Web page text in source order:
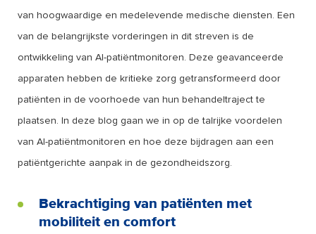
van hoogwaardige en medelevende medische diensten. Een
van de belangrijkste vorderingen in dit streven is de
ontwikkeling van AI-patiëntmonitoren. Deze geavanceerde
apparaten hebben de kritieke zorg getransformeerd door
patiënten in de voorhoede van hun behandeltraject te
plaatsen. In deze blog gaan we in op de talrijke voordelen
van AI-patiëntmonitoren en hoe deze bijdragen aan een
patiëntgerichte aanpak in de gezondheidszorg.
Bekrachtiging van patiënten met
mobiliteit en comfort